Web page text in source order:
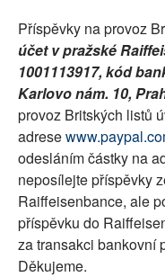
Příspěvky na provoz
účet v pražské
1001113917, kód
Karlovo nám. 10,
provoz Britských listů
adrese
odesláním částky na
neposílejte příspěvky
Raiffeisenbance, ale
příspěvku do
za transakci bankovní
Děkujeme.